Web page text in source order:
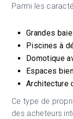
Parmi les
Grandes
Piscines à
Domotique
Espaces
Architecture
Ce type de
des acheteurs